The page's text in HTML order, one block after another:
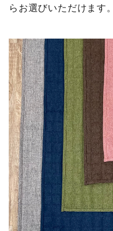
らお選びいただけます。